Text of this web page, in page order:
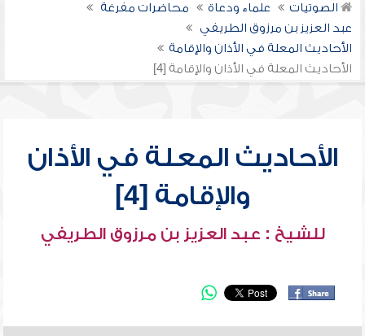
الصوتيات علماء ودعاة
محاضرات مفرغة
عبد العزيز بن مرزوق الطريفي
الأحاديث المعلة في الأذان والإقامة
الأحاديث المعلة في الأذان والإقامة [4]
الأحاديث المعلة في الأذان
والإقامة [4]
للشيخ : عبد العزيز بن مرزوق الطريفي